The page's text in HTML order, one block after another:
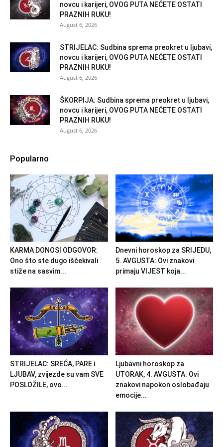
novcu i karijeri, OVOG PUTA NEĆETE OSTATI
PRAZNIH RUKU!
August 6, 2026
STRIJELAC: Sudbina sprema preokret u ljubavi,
novcu i karijeri, OVOG PUTA NEĆETE OSTATI
PRAZNIH RUKU!
August 6, 2026
ŠKORPIJA: Sudbina sprema preokret u ljubavi,
novcu i karijeri, OVOG PUTA NEĆETE OSTATI
PRAZNIH RUKU!
August 6, 2026
Popularno
KARMA DONOSI ODGOVOR:
Ono što ste dugo iščekivali
stiže na sasvim...
Dnevni horoskop za SRIJEDU,
5. AVGUSTA: Ovi znakovi
primaju VIJEST koja...
STRIJELAC: SREĆA, PARE i
LJUBAV, zvijezde su vam SVE
POSLOŽILE, ovo...
Ljubavni horoskop za
UTORAK, 4. AVGUSTA: Ovi
znakovi napokon oslobađaju
emocije...